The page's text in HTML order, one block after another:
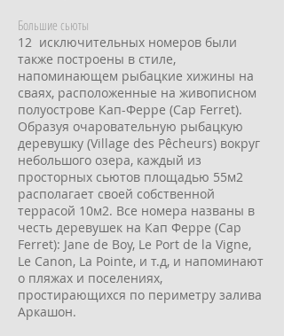
Большие сьюты
12 исключительных номеров были
также построены в стиле,
напоминающем рыбацкие хижины на
сваях, расположенные на живописном
полуострове Кап-Ферре (Cap Ferret).
Образуя очаровательную рыбацкую
деревушку (Village des Pêcheurs) вокруг
небольшого озера, каждый из
просторных сьютов площадью 55м2
располагает своей собственной
террасой 10м2. Все номера названы в
честь деревушек на Кап Ферре (Cap
Ferret): Jane de Boy, Le Port de la Vigne,
Le Canon, La Pointe, и т.д, и напоминают
о пляжах и поселениях,
простирающихся по периметру залива
Аркашон.